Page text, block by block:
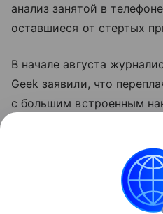
анализ занятой в
оставшиеся от стертых
В начале августа
Geek заявили, что
с большим встроенным
данные на внешнем